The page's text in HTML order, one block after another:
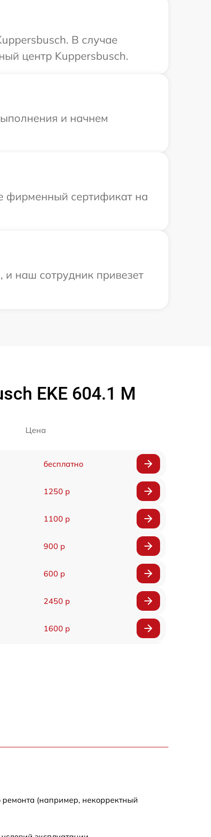
В случае
центр Kuppersbusch.
и начнем
фирменный сертификат на
наш сотрудник привезет
EKE 604.1 M
Цена
бесплатно
1250 р
1100 р
900 р
600 р
2450 р
1600 р
ремонта (например, некорректный